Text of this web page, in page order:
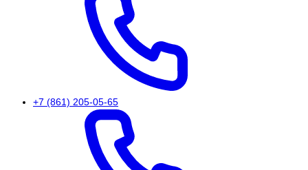
+7 (861) 205-05-65